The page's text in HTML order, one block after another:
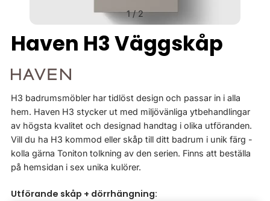
1/2
Haven H3 Väggskåp
H3 badrumsmöbler har tidlöst design och passar in i alla
hem. Haven H3 stycker ut med miljövänliga ytbehandlingar
av högsta kvalitet och designad handtag i olika utföranden.
Vill du ha H3 kommod eller skåp till ditt badrum i unik färg -
kolla gärna Toniton tolkning av den serien. Finns att beställa
på hemsidan i sex unika kulörer.
Utförande skåp + dörrhängning: